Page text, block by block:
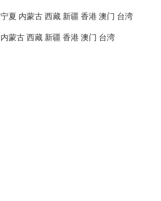
宁夏 内蒙古 西藏 新疆 香港 澳门 台湾
内蒙古 西藏 新疆 香港 澳门 台湾